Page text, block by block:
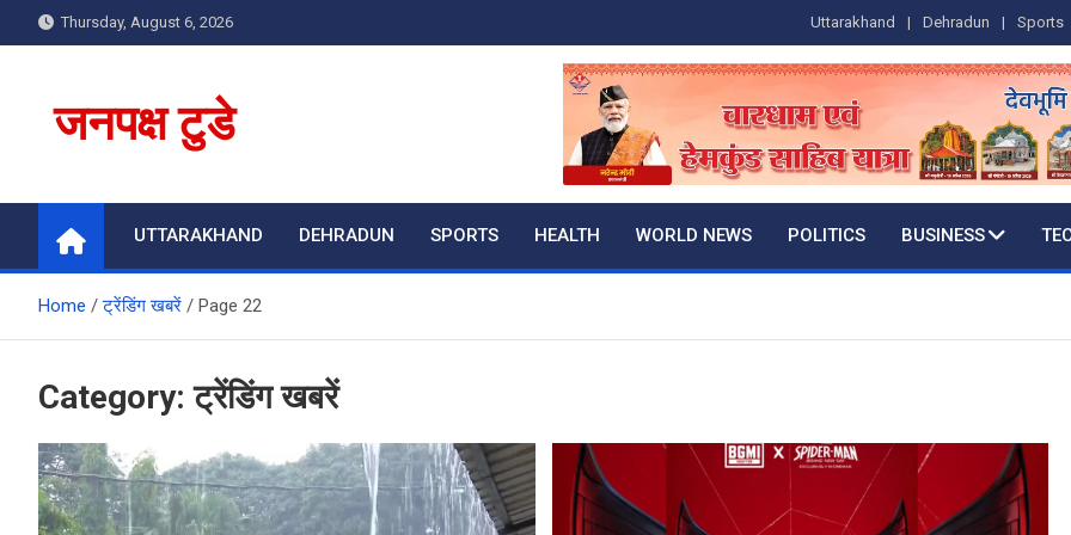
to
Thursday, August 6, 2026 Uttarakhand Dehradun Sports
जनपक्ष टुडे
UTTARAKHAND DEHRADUN SPORTS HEALTH WORLD NEWS POLITICS BUSINESS
Home ट्रेंडिंग खबरें Page 22
Category:ट्रेंडिंग खबरें